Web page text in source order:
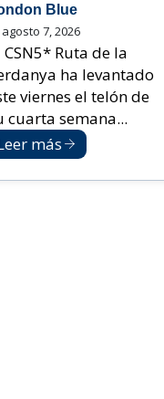
Blue
agosto 7, 2026
CSN5* Ruta de la
ha levantado
viernes el telón de
cuarta semana...
más